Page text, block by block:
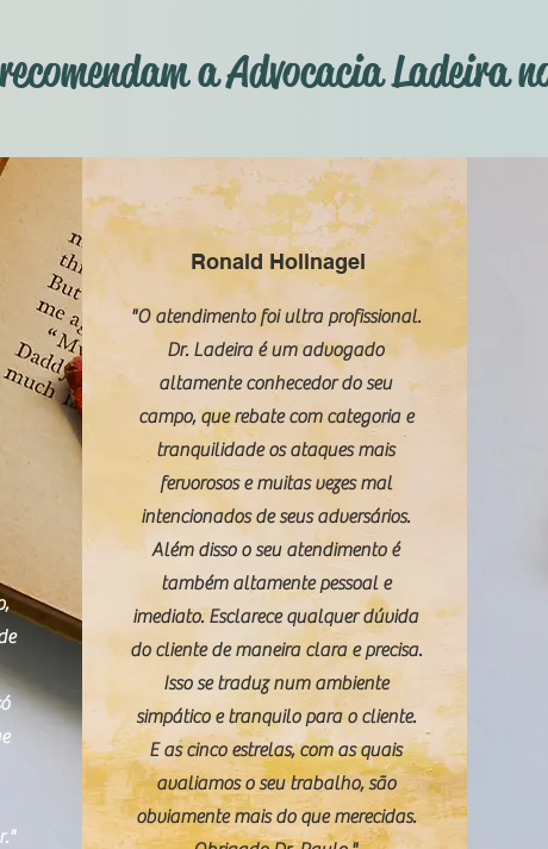
a Advocacia Ladeira
Ronald Hollnagel
"O atendimento foi ultra profissional.
Dr. Ladeira é um advogado
altamente conhecedor do seu
campo, que rebate com categoria e
tranquilidade os ataques mais
fervorosos e muitas vezes mal
intencionados de seus adversários.
Além disso o seu atendimento é
também altamente pessoal e
imediato. Esclarece qualquer dúvida
do cliente de maneira clara e precisa.
Isso se traduz num ambiente
simpático e tranquilo para o cliente.
E as cinco estrelas, com as quais
avaliamos o seu trabalho, são
obviamente mais do que merecidas.